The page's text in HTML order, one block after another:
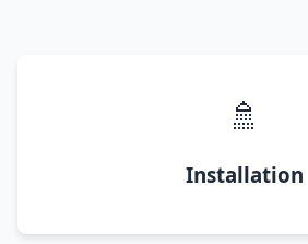
🚿
Installation